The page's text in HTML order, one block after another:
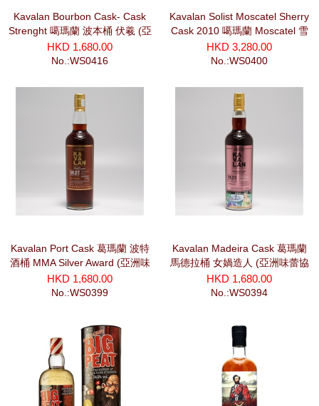
Kavalan Bourbon Cask- Cask
Strenght 噶瑪蘭 波本桶 伏羲 (亞
洲味蕾協會) (700ml)
HKD 1,680.00
No.:WS0416
Kavalan Solist Moscatel Sherry
Cask 2010 噶瑪蘭 Moscatel 雪
莉桶 (亞洲味蕾協會) (700ml)
HKD 3,280.00
No.:WS0400
Kavalan Port Cask 葛瑪蘭 波特
酒桶 MMA Silver Award (亞洲味
蕾協會) (700ml)
HKD 1,680.00
No.:WS0399
Kavalan Madeira Cask 葛瑪蘭
馬德拉桶 女媧造人 (亞洲味蕾協
會) (700ml)
HKD 1,680.00
No.:WS0394